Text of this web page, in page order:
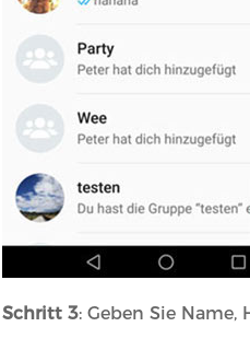
Schritt 3: Geben Sie